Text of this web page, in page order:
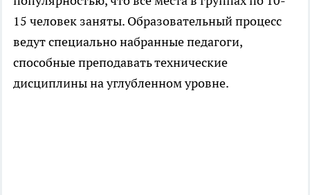
15 человек заняты. Образовательный процесс
ведут специально набранные педагоги,
способные преподавать технические
дисциплины на углубленном уровне.